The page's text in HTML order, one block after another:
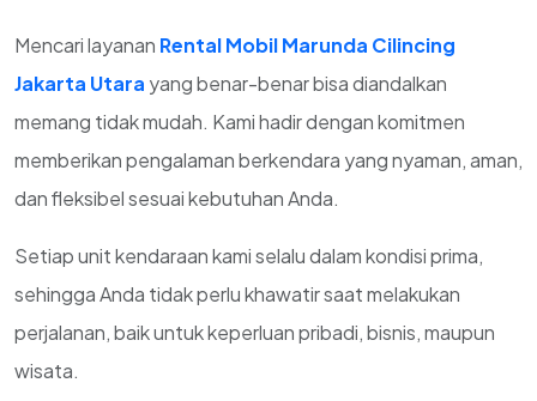
Mencari layanan Rental Mobil Marunda Cilincing
Jakarta Utara yang benar-benar bisa diandalkan
memang tidak mudah. Kami hadir dengan komitmen
memberikan pengalaman berkendara yang nyaman, aman,
dan fleksibel sesuai kebutuhan Anda.
Setiap unit kendaraan kami selalu dalam kondisi prima,
sehingga Anda tidak perlu khawatir saat melakukan
perjalanan, baik untuk keperluan pribadi, bisnis, maupun
wisata.